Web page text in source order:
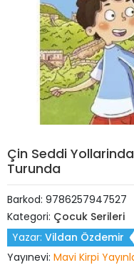
Çin Seddi
Turunda
Barkod: 9786257947527
Kategori: Çocuk Serileri
Yazar: Vildan Özdemir
Yayınevi: Mavi Kirpi